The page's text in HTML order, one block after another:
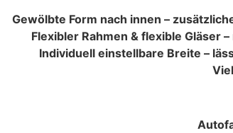
Gewölbte Form nach innen –
Flexibler Rahmen & flexible Gläser
Individuell einstellbare Breite –